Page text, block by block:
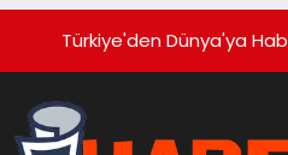
Türkiye'den Dünya'ya